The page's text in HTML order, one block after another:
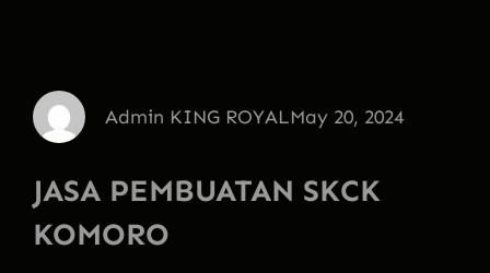
Admin KING ROYALMay 20, 2024
JASA PEMBUATAN SKCK
KOMORO